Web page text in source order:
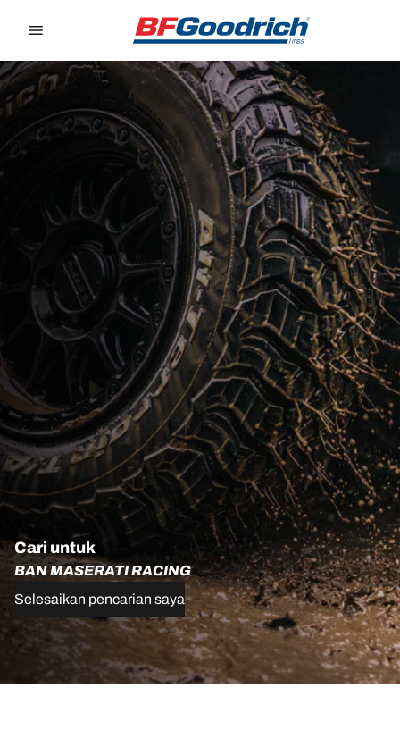
Cari untuk
BAN MASERATI RACING
Selesaikan pencarian saya